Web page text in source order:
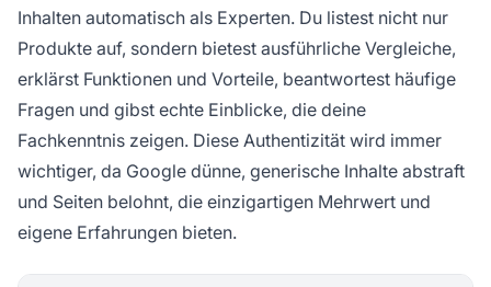
Inhalten automatisch als Experten. Du listest nicht nur
Produkte auf, sondern bietest ausführliche Vergleiche,
erklärst Funktionen und Vorteile, beantwortest häufige
Fragen und gibst echte Einblicke, die deine
Fachkenntnis zeigen. Diese Authentizität wird immer
wichtiger, da Google dünne, generische Inhalte abstraft
und Seiten belohnt, die einzigartigen Mehrwert und
eigene Erfahrungen bieten.